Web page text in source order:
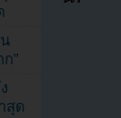
”
สุด